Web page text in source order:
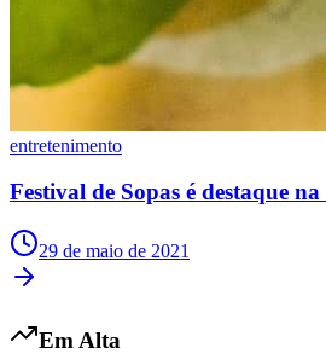
São Paulo
entretenimento
Festival de Sopas é destaque na
29 de maio de 2021
Em Alta